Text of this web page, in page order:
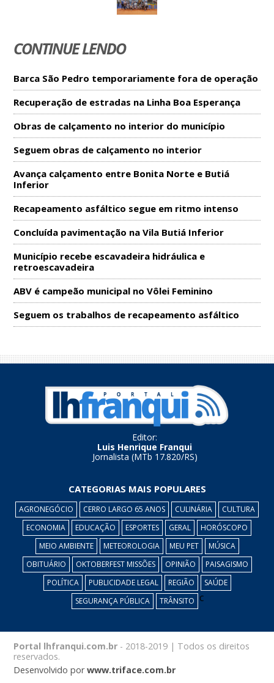
CONTINUE LENDO
Barca São Pedro temporariamente fora de operação
Recuperação de estradas na Linha Boa Esperança
Obras de calçamento no interior do município
Seguem obras de calçamento no interior
Avança calçamento entre Bonita Norte e Butiá
Inferior
Recapeamento asfáltico segue em ritmo intenso
Concluída pavimentação na Vila Butiá Inferior
Município recebe escavadeira hidráulica e
retroescavadeira
ABV é campeão municipal no Vôlei Feminino
Seguem os trabalhos de recapeamento asfáltico
Editor:
Luis Henrique Franqui
Jornalista (MTb 17.820/RS)
CATEGORIAS MAIS POPULARES
AGRONEGÓCIO CERRO LARGO 65 ANOS CULINÁRIA
CULTURA
ECONOMIA
EDUCAÇÃO ESPORTES GERAL
HORÓSCOPO
MEIO AMBIENTE
METEOROLOGIA MEU PET
MÚSICA
OBITUÁRIO
OKTOBERFEST MISSÕES OPINIÃO
PAISAGISMO
POLÍTICA
PUBLICIDADE LEGAL REGIÃO
SAÚDE
SEGURANÇA PÚBLICA
TRÂNSITO c
Portal lhfranqui.com.br - 2018-2019 | Todos os direitos
reservados.
Desenvolvido porwww.triface.com.br